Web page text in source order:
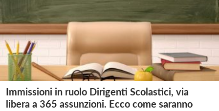
Immissioni in ruolo Dirigenti Scolastici, via
libera a 365 assunzioni. Ecco come saranno